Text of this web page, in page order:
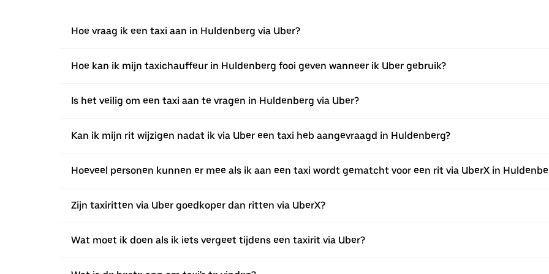
Hoe vraag ik een taxi aan in Huldenberg via Uber?
Hoe kan ik mijn taxichauffeur in Huldenberg fooi geven wanneer ik Uber gebruik?
Is het veilig om een taxi aan te vragen in Huldenberg via Uber?
Kan ik mijn rit wijzigen nadat ik via Uber een taxi heb aangevraagd in Huldenberg?
Hoeveel personen kunnen er mee als ik aan een taxi wordt gematcht voor een rit via UberX in
Zijn taxiritten via Uber goedkoper dan ritten via UberX?
Wat moet ik doen als ik iets vergeet tijdens een taxirit via Uber?